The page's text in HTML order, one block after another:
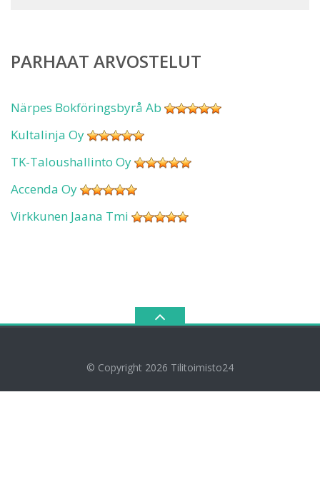
PARHAAT ARVOSTELUT
Närpes Bokföringsbyrå Ab
Kultalinja Oy
TK-Taloushallinto Oy
Accenda Oy
Virkkunen Jaana Tmi
© Copyright 2026 Tilitoimisto24